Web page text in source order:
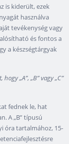
is kiderült, ezek
használva
tevékenység vagy
és fontos a
a készségtárgyak
„A”, „B” vagy „C”
fednek le, hat
A „B” típusú
óra tartalmához, 15-